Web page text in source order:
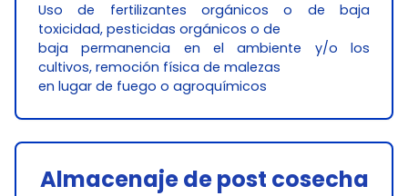
Uso de fertilizantes orgánicos o de baja
toxicidad, pesticidas orgánicos o de
baja permanencia en el ambiente y/o los
cultivos, remoción física de malezas
en lugar de fuego o agroquímicos
Almacenaje de post cosecha